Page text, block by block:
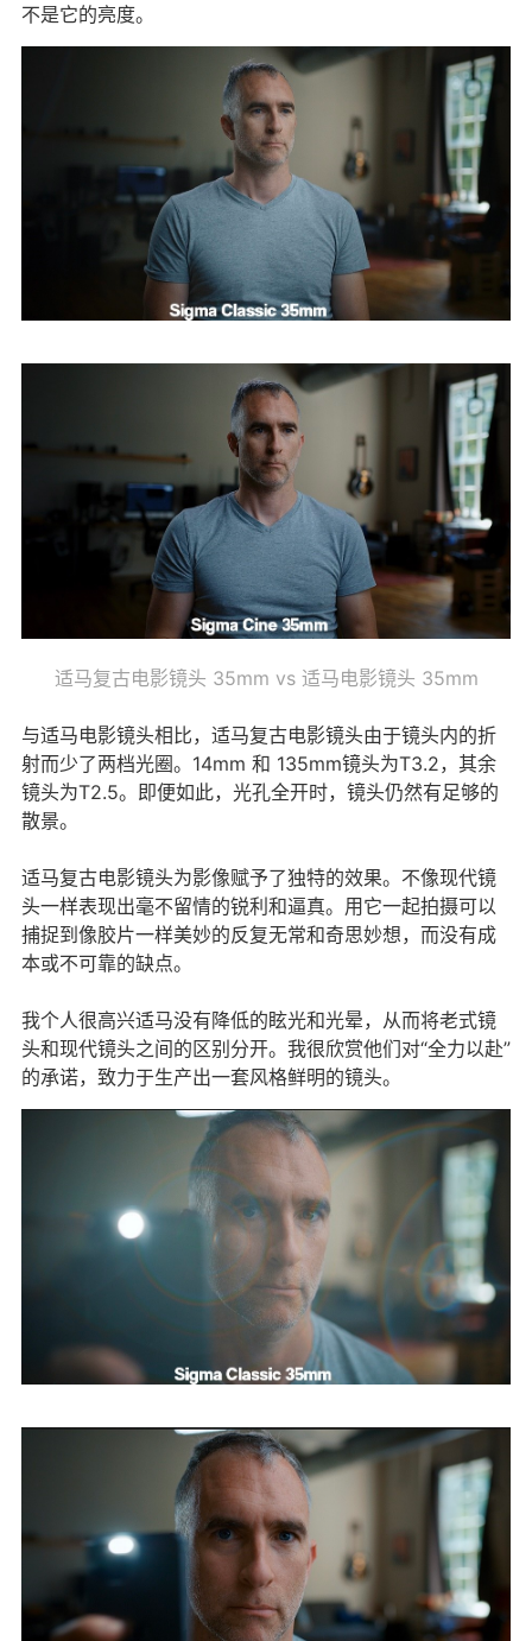
不是它的亮度。
适马复古电影镜头 35mm vs 适马电影镜头 35mm
与适马电影镜头相比，适马复古电影镜头由于镜头内的折
射而少了两档光圈。14mm 和 135mm镜头为T3.2，其余
镜头为T2.5。即便如此，光孔全开时，镜头仍然有足够的
散景。
适马复古电影镜头为影像赋予了独特的效果。不像现代镜
头一样表现出毫不留情的锐利和逼真。用它一起拍摄可以
捕捉到像胶片一样美妙的反复无常和奇思妙想，而没有成
本或不可靠的缺点。
我个人很高兴适马没有降低的眩光和光晕，从而将老式镜
头和现代镜头之间的区别分开。我很欣赏他们对“全力以赴”
的承诺，致力于生产出一套风格鲜明的镜头。